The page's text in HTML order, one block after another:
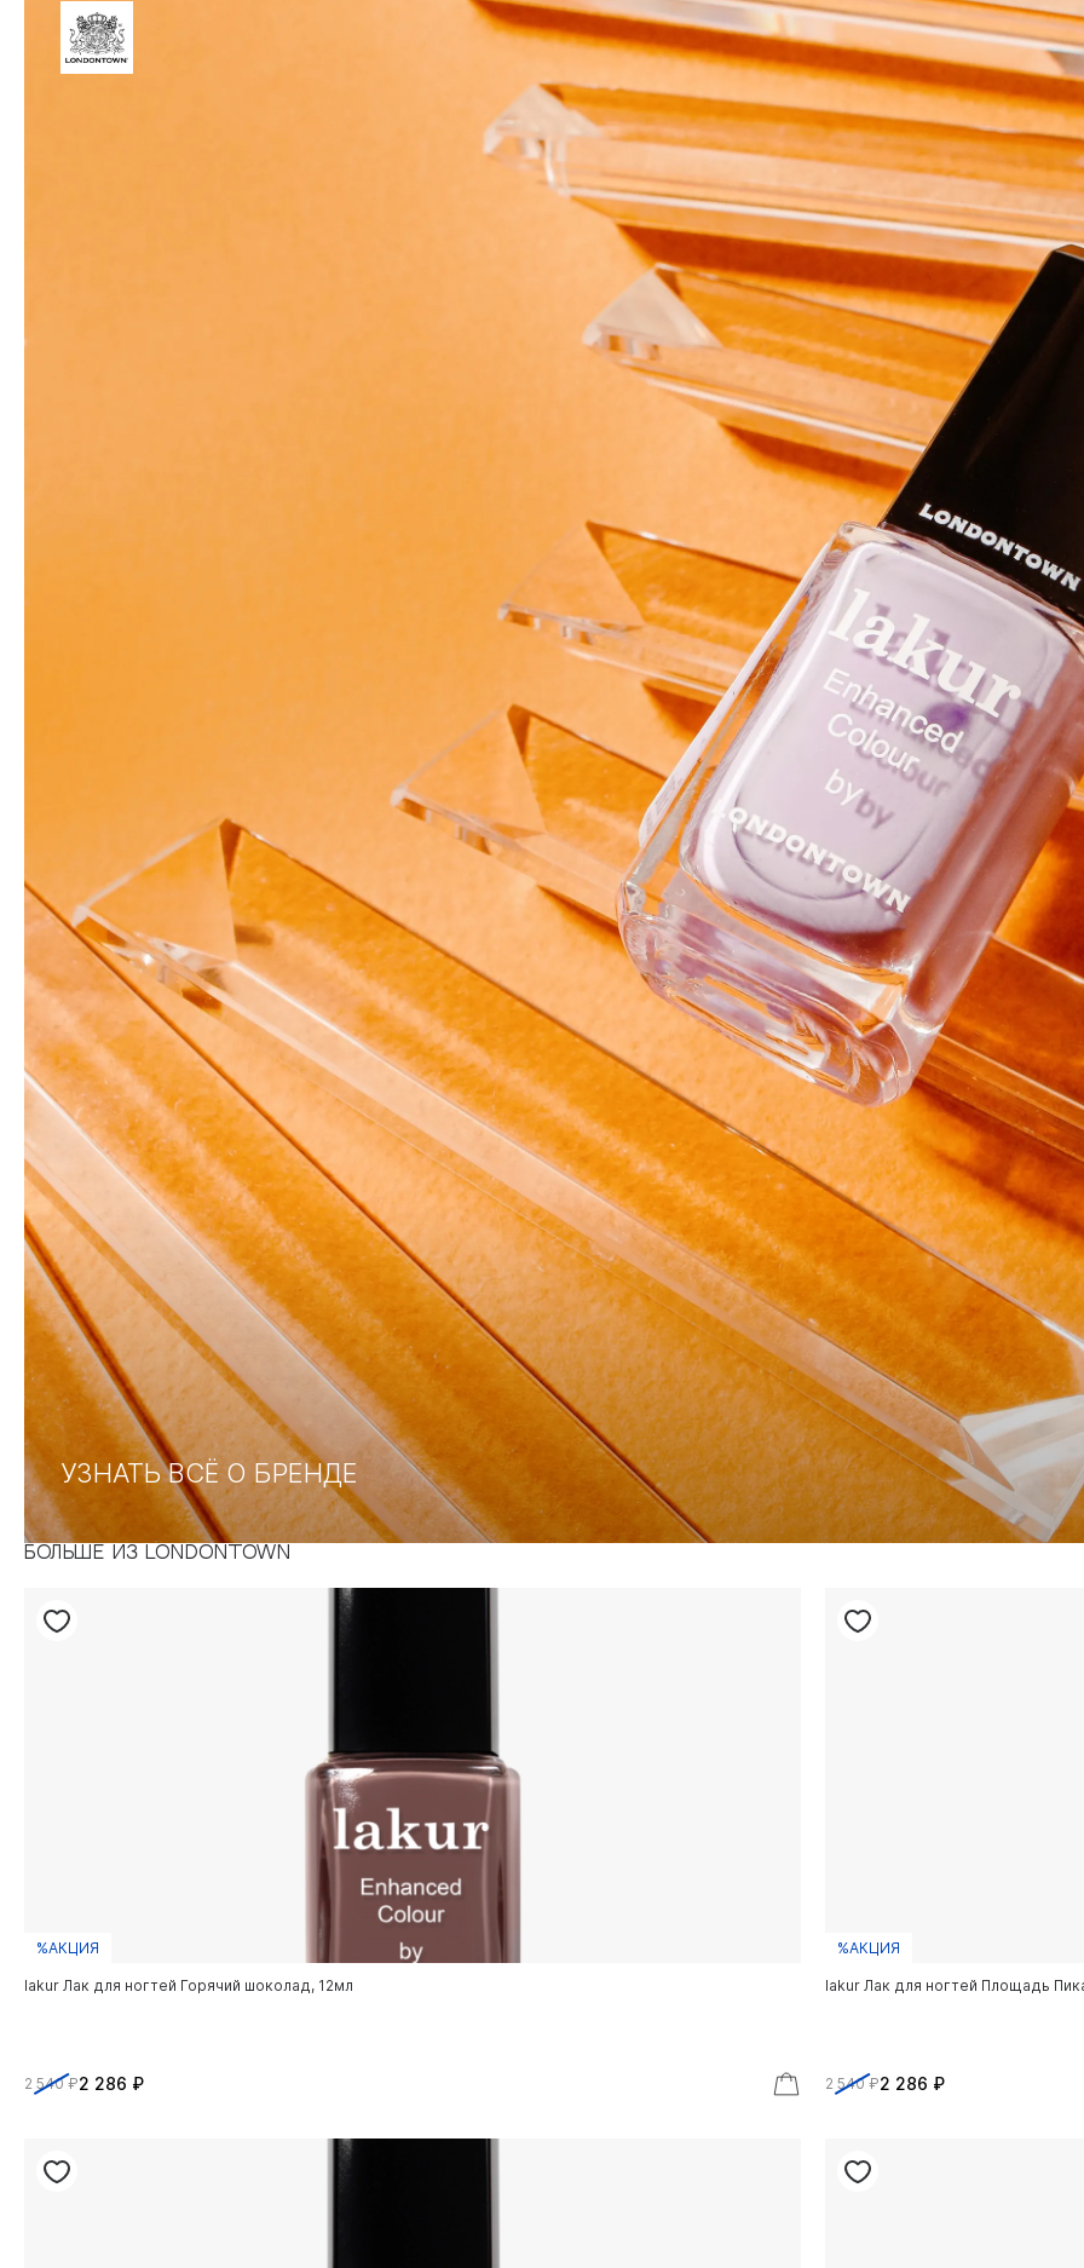
УЗНАТЬ ВСЁ О БРЕНДЕ
БОЛЬШЕ ИЗ LONDONTOWN
%АКЦИЯ
lakur Лак для ногтей Горячий шоколад, 12мл
2 540 ₽2 286 ₽
%АКЦИЯ
lakur Лак для ногтей Площадь
2 540 ₽2 286 ₽